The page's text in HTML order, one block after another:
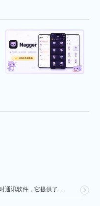
JSPP 是一款面向全球的 im 即时通讯软件，它提供了安全、稳定、高效的通讯服务，免费音视频通话，...